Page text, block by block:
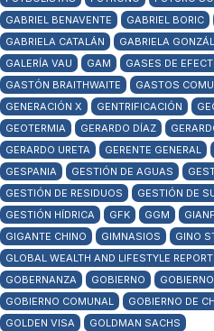
GABRIEL BENAVENTE
GABRIEL BORIC
GABRIELA CATALÁN
GABRIELA
GALERÍA VAU
GAM
GASES DE
GASTÓN BRAITHWAITE
GASTOS
GENERACIÓN X
GENTRIFICACIÓN
GEOTERMIA
GERARDO DÍAZ
GERARDO URETA
GERENTE GENERAL
GESPANIA
GESTIÓN DE AGUAS
GESTIÓN DE RESIDUOS
GESTIÓN DE
GESTIÓN HÍDRICA
GFK GGM
GIGANTE CHINO
GIMNASIOS GINO
GLOBAL WEALTH AND LIFESTYLE REPORT
GOBERNANZA
GOBIERNO
GOBIERNO COMUNAL
GOBIERNO DE
GOLDEN VISA
GOLDMAN SACHS